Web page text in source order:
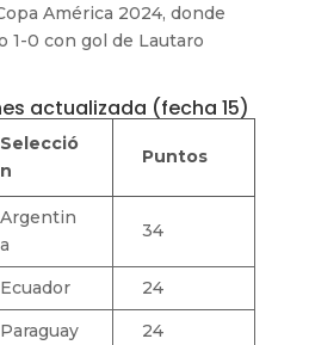
América 2024, donde
1-0 con gol de Lautaro
actualizada (fecha 15)
Selecció
n
Puntos
Argentin
a
34
Ecuador
24
Paraguay
24